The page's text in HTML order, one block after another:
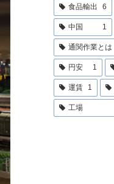
食品輸出 6
中国 1
通関作業とは
円安 1
運賃 1
工場